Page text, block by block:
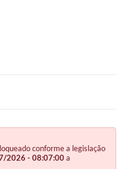
conforme a legislação
2026 - 08:07:00a